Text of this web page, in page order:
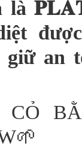
là
an
CỎ